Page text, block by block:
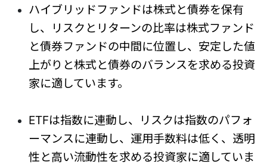
ハイブリッドファンドは株式と債券を保有
し、リスクとリターンの比率は株式ファンド
と債券ファンドの中間に位置し、安定した値
上がりと株式と債券のバランスを求める投資
家に適しています。
ETFは指数に連動し、リスクは指数のパフォ
ーマンスに連動し、運用手数料は低く、透明
性と高い流動性を求める投資家に適していま